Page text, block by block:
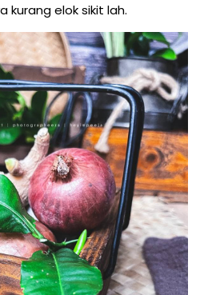
kurang elok sikit lah.